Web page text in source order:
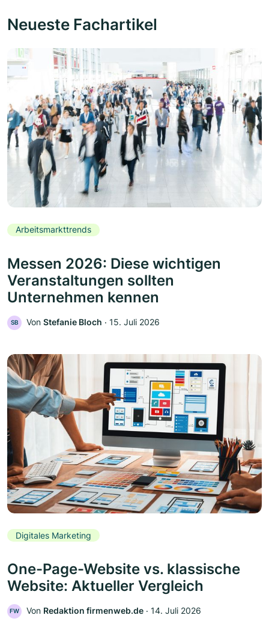
Neueste Fachartikel
Arbeitsmarkttrends
Messen 2026: Diese wichtigen
Veranstaltungen sollten
Unternehmen kennen
SB Von Stefanie Bloch ‧ 15. Juli 2026
Digitales Marketing
One-Page-Website vs. klassische
Website: Aktueller Vergleich
FW Von Redaktion firmenweb.de ‧ 14. Juli 2026